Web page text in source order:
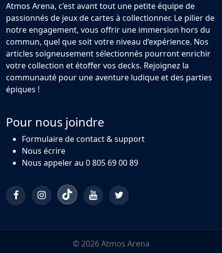
Atmos Arena, c’est avant tout une petite équipe de
passionnés de jeux de cartes à collectionner. Le pilier de
notre engagement, vous offrir une immersion hors du
commun, quel que soit votre niveau d’expérience. Nos
articles soigneusement sélectionnés pourront enrichir
votre collection et étoffer vos decks. Rejoignez la
communauté pour une aventure ludique et des parties
épiques !
Pour nous joindre
Formulaire de contact & support
Nous écrire
Nous appeler au 0 805 69 00 89
© 2026 Atmos Arena